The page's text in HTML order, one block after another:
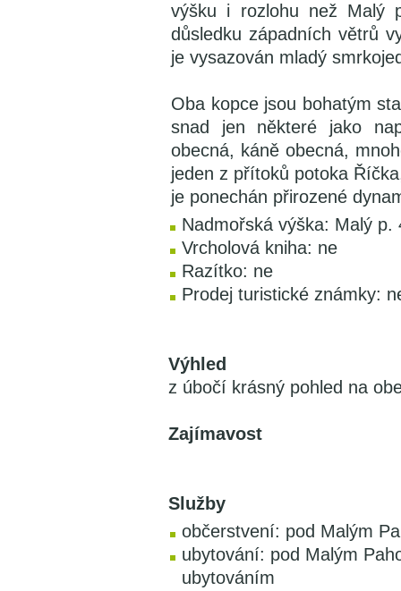
výšku i rozlohu než Malý
důsledku západních větrů
je vysazován mladý
Oba kopce jsou bohatým
snad jen některé jako
obecná, káně obecná,
jeden z přítoků potoka
je ponechán přirozené
Nadmořská výška: Malý p.
Vrcholová kniha: ne
Razítko: ne
Prodej turistické známky:
Výhled
z úbočí krásný pohled na
Zajímavost
Služby
občerstvení: pod Malým
ubytování: pod Malým
ubytováním